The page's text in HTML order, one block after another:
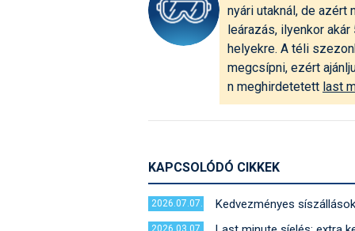
nyári utaknál, de azért
leárazás, ilyenkor
helyekre. A téli
megcsípni, ezért
n meghirdetetett last
KAPCSOLÓDÓ CIKKEK
2026.07.07. Kedvezményes
2026.03.07.